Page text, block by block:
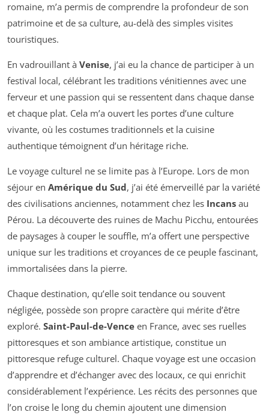
romaine, m’a permis de comprendre la profondeur de son
patrimoine et de sa culture, au-delà des simples visites
touristiques.
En vadrouillant à Venise, j’ai eu la chance de participer à un
festival local, célébrant les traditions vénitiennes avec une
ferveur et une passion qui se ressentent dans chaque danse
et chaque plat. Cela m’a ouvert les portes d’une culture
vivante, où les costumes traditionnels et la cuisine
authentique témoignent d’un héritage riche.
Le voyage culturel ne se limite pas à l’Europe. Lors de mon
séjour en Amérique du Sud, j’ai été émerveillé par la variété
des civilisations anciennes, notamment chez les Incans au
Pérou. La découverte des ruines de Machu Picchu, entourées
de paysages à couper le souffle, m’a offert une perspective
unique sur les traditions et croyances de ce peuple fascinant,
immortalisées dans la pierre.
Chaque destination, qu’elle soit tendance ou souvent
négligée, possède son propre caractère qui mérite d’être
exploré. Saint-Paul-de-Vence en France, avec ses ruelles
pittoresques et son ambiance artistique, constitue un
pittoresque refuge culturel. Chaque voyage est une occasion
d’apprendre et d’échanger avec des locaux, ce qui enrichit
considérablement l’expérience. Les récits des personnes que
l’on croise le long du chemin ajoutent une dimension